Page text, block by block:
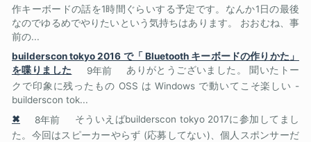
作キーボードの話を1時間ぐらいする予定です。なんか1日の最後
なのでゆるめでやりたいという気持ちはあります。 おおむね、事
前の...
builderscon tokyo 2016 で「 Bluetooth キーボードの作りかた」
を喋りました
9年前
ありがとうございました。 聞いたトー
クで印象に残ったもの OSS は Windows で動いてこそ楽しい -
builderscon tok...
✖
8年前
そういえばbuilderscon tokyo 2017に参加してまし
た。今回はスピーカーやらず (応募してない)、個人スポンサーだ